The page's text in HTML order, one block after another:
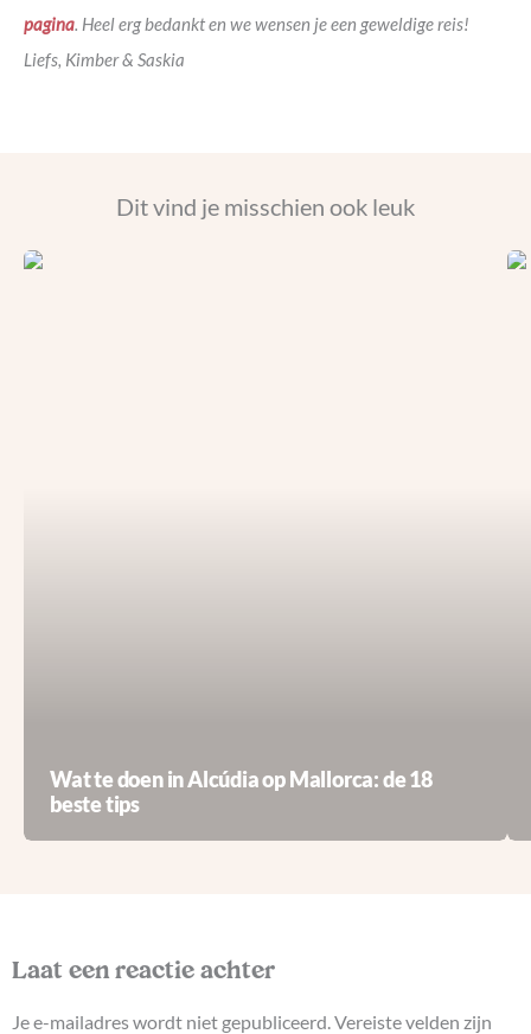
pagina. Heel erg bedankt en we wensen je een geweldige reis!
Liefs, Kimber & Saskia
Dit vind je misschien ook leuk
Wat te doen in Alcúdia op Mallorca: de 18
beste tips
Laat een reactie achter
Je e-mailadres wordt niet gepubliceerd. Vereiste velden zijn